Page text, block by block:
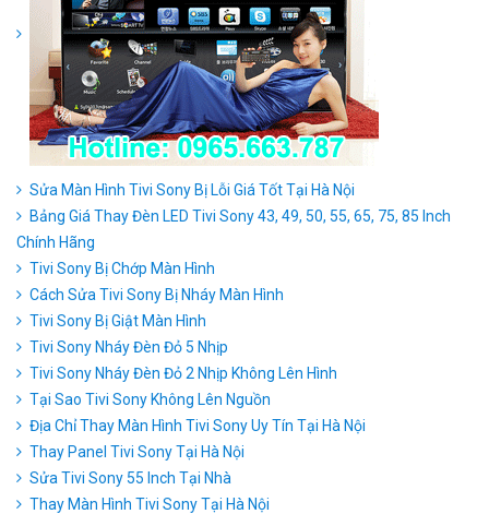
Sửa Màn Hình Tivi Sony Bị Lỗi Giá Tốt Tại Hà Nội
Bảng Giá Thay Đèn LED Tivi Sony 43, 49, 50, 55, 65, 75, 85 Inch
Chính Hãng
Tivi Sony Bị Chớp Màn Hình
Cách Sửa Tivi Sony Bị Nháy Màn Hình
Tivi Sony Bị Giật Màn Hình
Tivi Sony Nháy Đèn Đỏ 5 Nhịp
Tivi Sony Nháy Đèn Đỏ 2 Nhịp Không Lên Hình
Tại Sao Tivi Sony Không Lên Nguồn
Địa Chỉ Thay Màn Hình Tivi Sony Uy Tín Tại Hà Nội
Thay Panel Tivi Sony Tại Hà Nội
Sửa Tivi Sony 55 Inch Tại Nhà
Thay Màn Hình Tivi Sony Tại Hà Nội